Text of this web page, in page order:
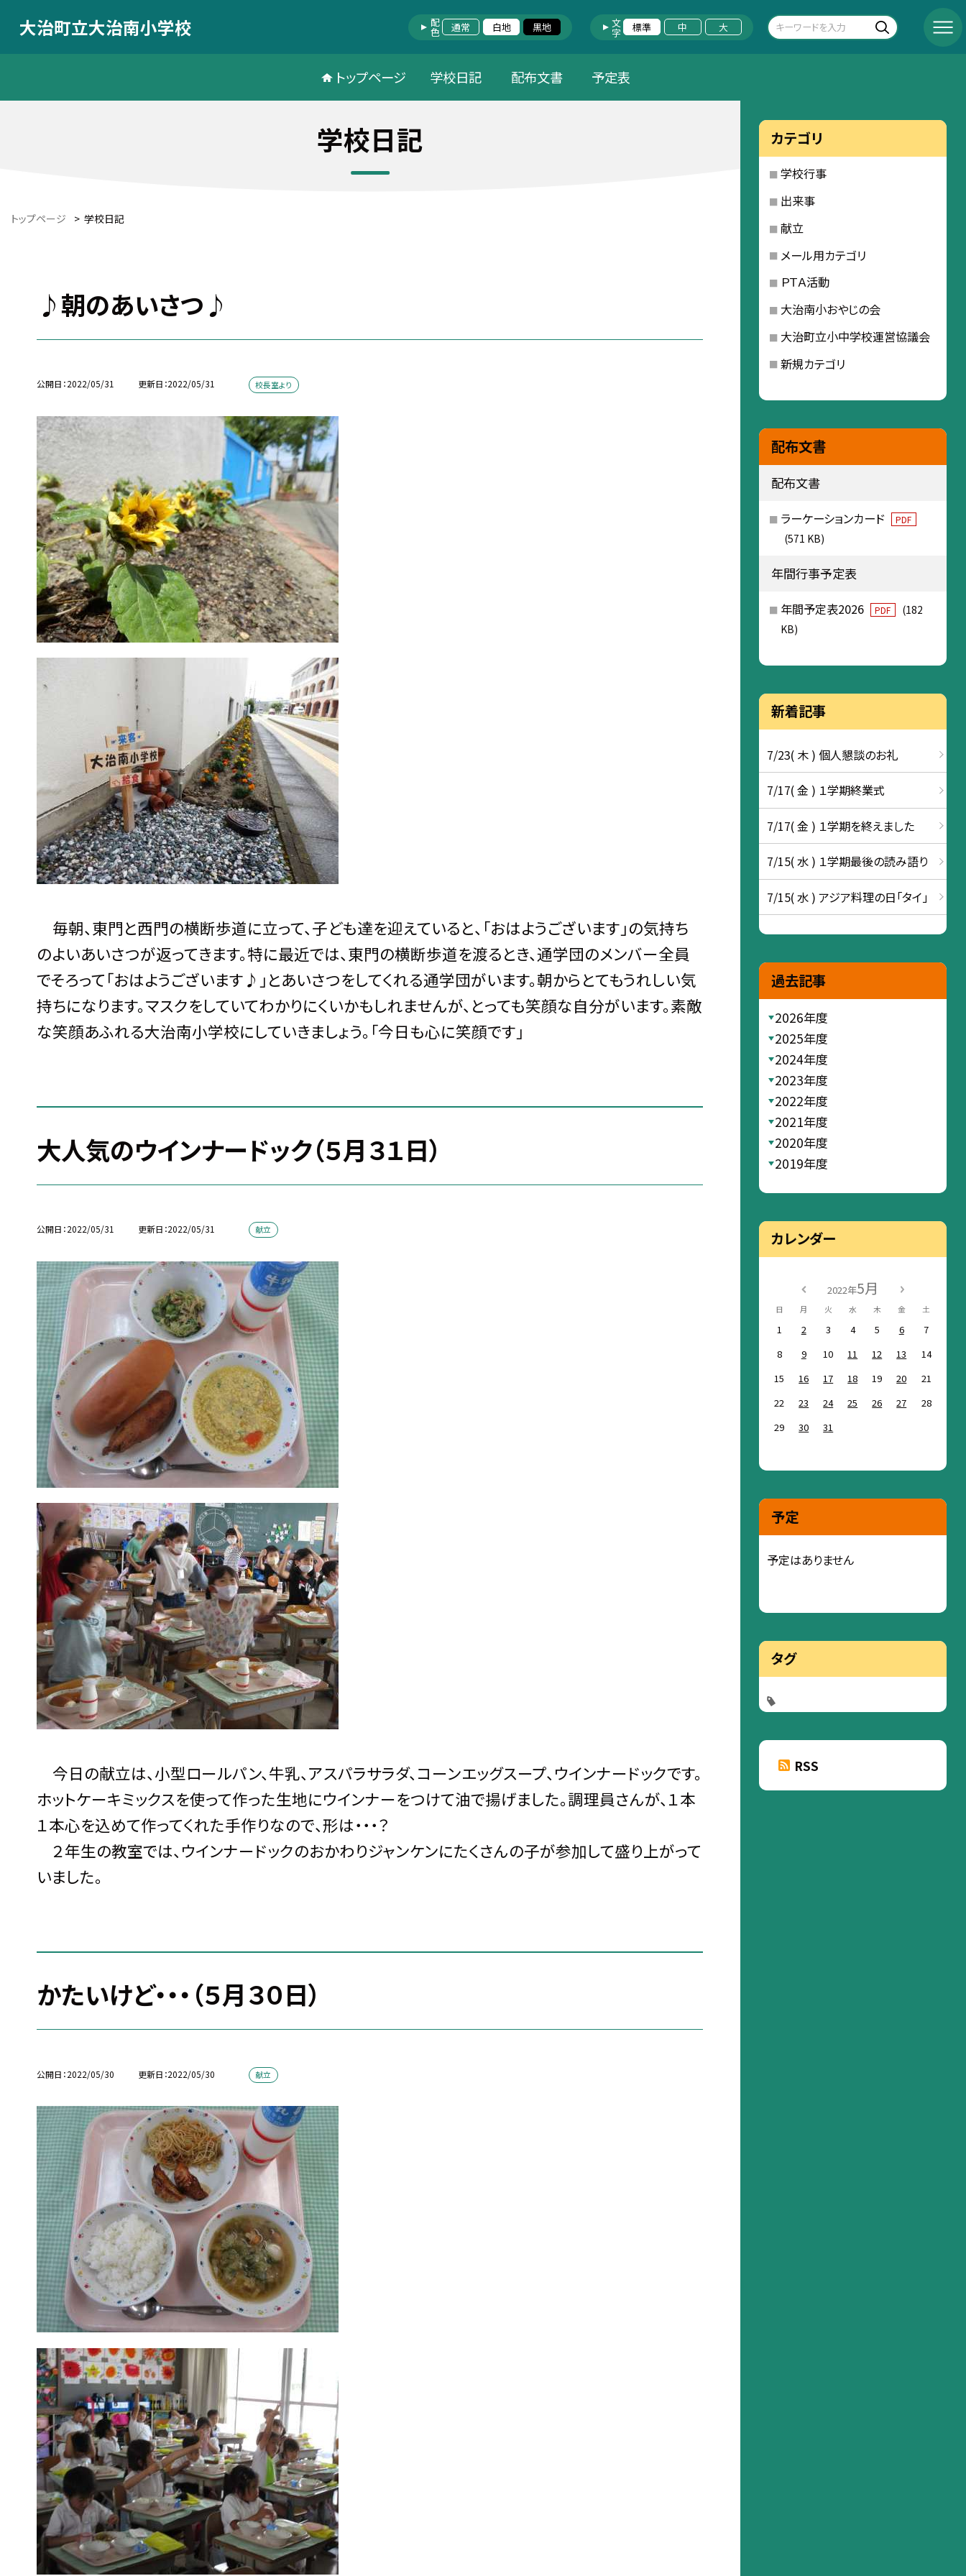
大治町立大治南小学校 配色 通常 白地 黒地 文字 標準 中 大
トップページ 学校日記 配布文書 予定表
学校日記
トップページ > 学校日記
♪朝のあいさつ♪
公開日 2022/05/31 更新日 2022/05/31 校長室より
毎朝、東門と西門の横断歩道に立って、子ども達を迎えていると、「おはようございます」の気持ち
のよいあいさつが返ってきます。特に最近では、東門の横断歩道を渡るとき、通学団のメンバー全員
でそろって「おはようございます♪」とあいさつをしてくれる通学団がいます。朝からとてもうれしい気
持ちになります。マスクをしていてわかりにくいかもしれませんが、とっても笑顔な自分がいます。素敵
な笑顔あふれる大治南小学校にしていきましょう。「今日も心に笑顔です」
大人気のウインナードック（５月３１日）
公開日 2022/05/31 更新日 2022/05/31 献立
今日の献立は、小型ロールパン、牛乳、アスパラサラダ、コーンエッグスープ、ウインナードックです。
ホットケーキミックスを使って作った生地にウインナーをつけて油で揚げました。調理員さんが、１本
１本心を込めて作ってくれた手作りなので、形は・・・？
２年生の教室では、ウインナードックのおかわりジャンケンにたくさんの子が参加して盛り上がって
いました。
かたいけど・・・（５月３０日）
公開日 2022/05/30 更新日 2022/05/30 献立
カテゴリ
学校行事
出来事
献立
メール用カテゴリ
ＰＴＡ活動
大治南小おやじの会
大治町立小中学校運営協議会
新規カテゴリ
配布文書
配布文書
ラーケーションカード PDF
(571 KB)
年間行事予定表
年間予定表2026 PDF
(182
KB)
新着記事
7/23( 木 ) 個人懇談のお礼
7/17( 金 ) １学期終業式
7/17( 金 ) １学期を終えました
7/15( 水 ) １学期最後の読み語り
7/15( 水 ) アジア料理の日「タイ」
過去記事
2026年度
2025年度
2024年度
2023年度
2022年度
2021年度
2020年度
2019年度
カレンダー
2022年5月
日 月 火 水 木 金 土
1 2 3 4 5 6
7
8
9 10 11 12 13
14
15
16 17 18 19 20
21
22
23 24 25 26 27
28
29
30 31
予定
予定はありません
タグ
RSS